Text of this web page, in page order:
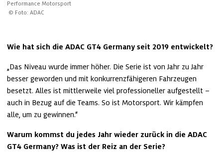
© Foto: ADAC
Wie hat sich die ADAC GT4 Germany seit 2019 entwickelt?
„Das Niveau wurde immer höher. Die Serie ist von Jahr zu Jahr
besser geworden und mit konkurrenzfähigeren Fahrzeugen
besetzt. Alles ist mittlerweile viel professioneller aufgestellt –
auch in Bezug auf die Teams. So ist Motorsport. Wir kämpfen
alle, um zu gewinnen.“
Warum kommst du jedes Jahr wieder zurück in die ADAC
GT4 Germany? Was ist der Reiz an der Serie?